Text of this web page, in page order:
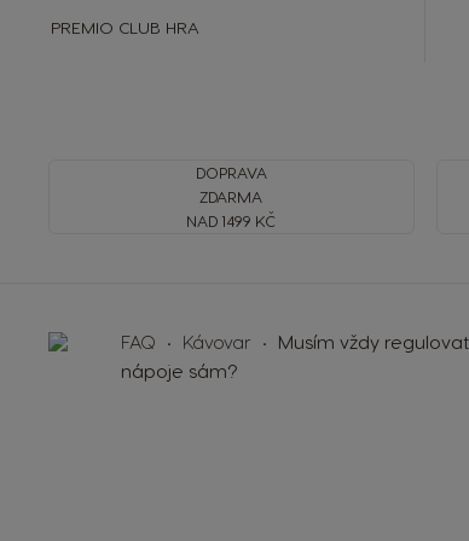
PREMIO CLUB HRA
DOPRAVA
ZDARMA
NAD 1499 KČ
FAQ Kávovar
Musím vždy
nápoje sám?